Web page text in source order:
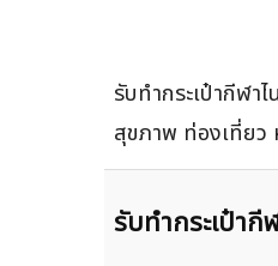
รับทำกระเป๋ากีฬ
สุขภาพ ท่องเที่ยว
รับทำกระเป๋า